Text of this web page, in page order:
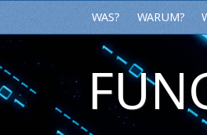
WAS? WARUM?